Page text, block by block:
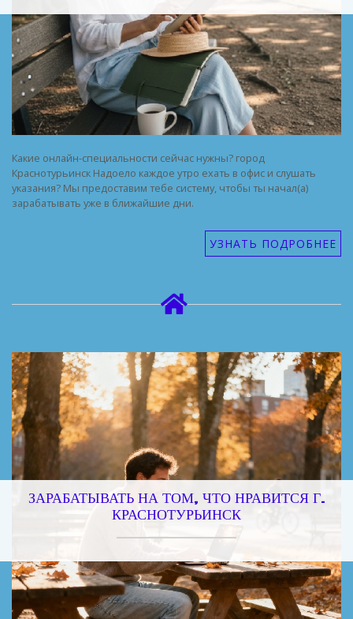
Какие онлайн-специальности сейчас нужны? город
Краснотурьинск Надоело каждое утро ехать в офис и слушать
указания? Мы предоставим тебе систему, чтобы ты начал(а)
зарабатывать уже в ближайшие дни.
УЗНАТЬ ПОДРОБНЕЕ
ЗАРАБАТЫВАТЬ НА ТОМ, ЧТО НРАВИТСЯ Г.
КРАСНОТУРЬИНСК